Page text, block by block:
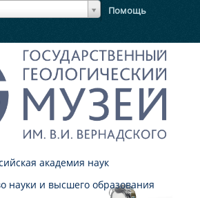
Помощь
академия наук
науки и высшего образования